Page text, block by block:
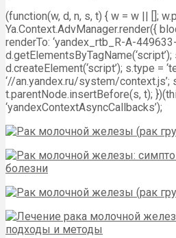
(function(w, d, n, s, t) { w = w || [];
Ya.Context.AdvManager.render({
renderTo: ‘yandex_rtb_R-A-
d.getElementsByTagName(‘script’);
d.createElement(‘script’); s.type =
‘//an.yandex.ru/system/context.js’;
t.parentNode.insertBefore(s, t);
‘yandexContextAsyncCallbacks’);